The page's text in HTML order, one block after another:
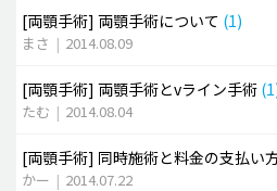
[両顎手術] 両顎手術について (1)
まさ | 2014.08.09
[両顎手術] 両顎手術とvライン手術
たむ | 2014.08.04
[両顎手術] 同時施術と料金の支払い
かー | 2014.07.22